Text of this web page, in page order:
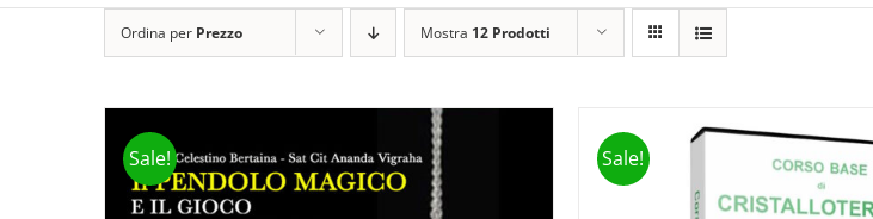
Ordina per Prezzo Mostra 12 Prodotti
Sale! Sale!